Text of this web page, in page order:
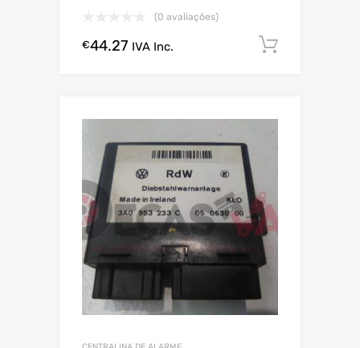
(0 avaliações)
€44.27 IVA Inc.